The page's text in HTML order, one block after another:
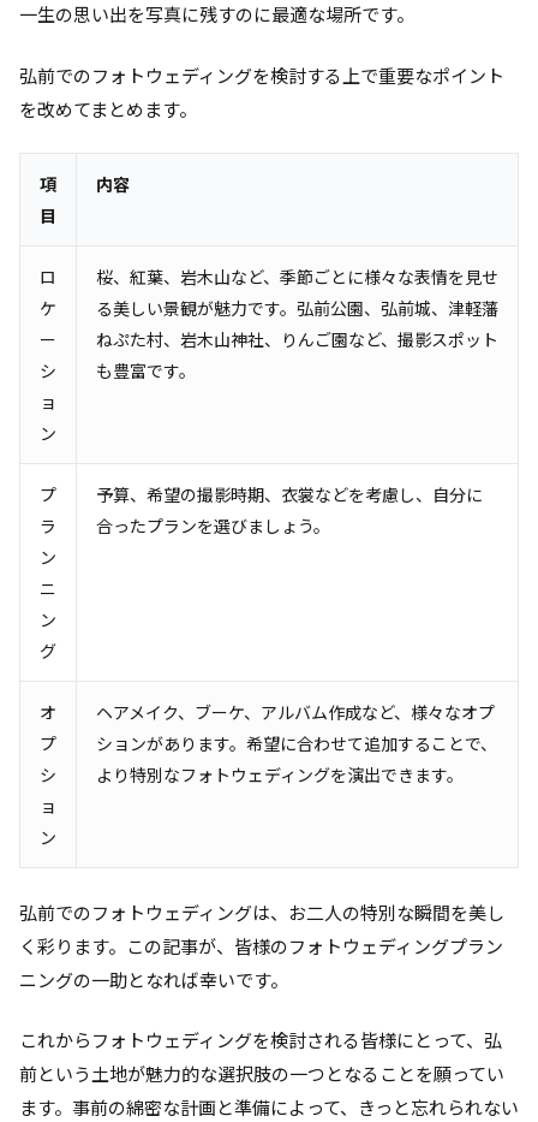
一生の思い出を写真に残すのに最適な場所です。
弘前でのフォトウェディングを検討する上で重要なポイント
を改めてまとめます。
項
目
内容
ロ
ケ
ー
シ
ョ
ン
桜、紅葉、岩木山など、季節ごとに様々な表情を見せ
る美しい景観が魅力です。弘前公園、弘前城、津軽藩
ねぷた村、岩木山神社、りんご園など、撮影スポット
も豊富です。
プ
ラ
ン
ニ
ン
グ
予算、希望の撮影時期、衣裳などを考慮し、自分に
合ったプランを選びましょう。
オ
プ
シ
ョ
ン
ヘアメイク、ブーケ、アルバム作成など、様々なオプ
ションがあります。希望に合わせて追加することで、
より特別なフォトウェディングを演出できます。
弘前でのフォトウェディングは、お二人の特別な瞬間を美し
く彩ります。この記事が、皆様のフォトウェディングプラン
ニングの一助となれば幸いです。
これからフォトウェディングを検討される皆様にとって、弘
前という土地が魅力的な選択肢の一つとなることを願ってい
ます。事前の綿密な計画と準備によって、きっと忘れられない